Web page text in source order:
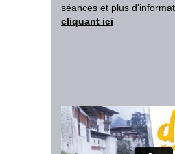
séances et plus
cliquant ici